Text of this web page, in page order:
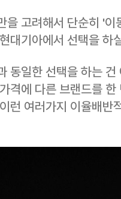
을 고려해서 단순히 '
대기아에서 선택을 하
동일한 선택을 하는
격에 다른 브랜드를
런 여러가지 이율배반